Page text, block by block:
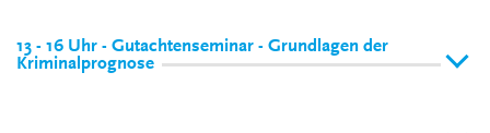
13 - 16 Uhr - Gutachtenseminar - Grundlagen der
Kriminalprognose